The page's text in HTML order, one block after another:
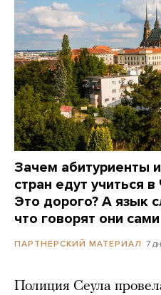
Зачем абитуриенты
стран едут учиться
Это дорого? А язык
что говорят они сами
ПАРТНЕРСКИЙ МАТЕРИАЛ 7
Полиция Сеула